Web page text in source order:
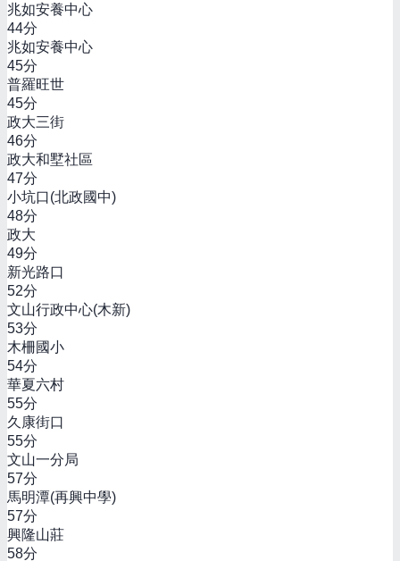
兆如安養中心
44分
兆如安養中心
45分
普羅旺世
45分
政大三街
46分
政大和墅社區
47分
小坑口(北政國中)
48分
政大
49分
新光路口
52分
文山行政中心(木新)
53分
木柵國小
54分
華夏六村
55分
久康街口
55分
文山一分局
57分
馬明潭(再興中學)
57分
興隆山莊
58分